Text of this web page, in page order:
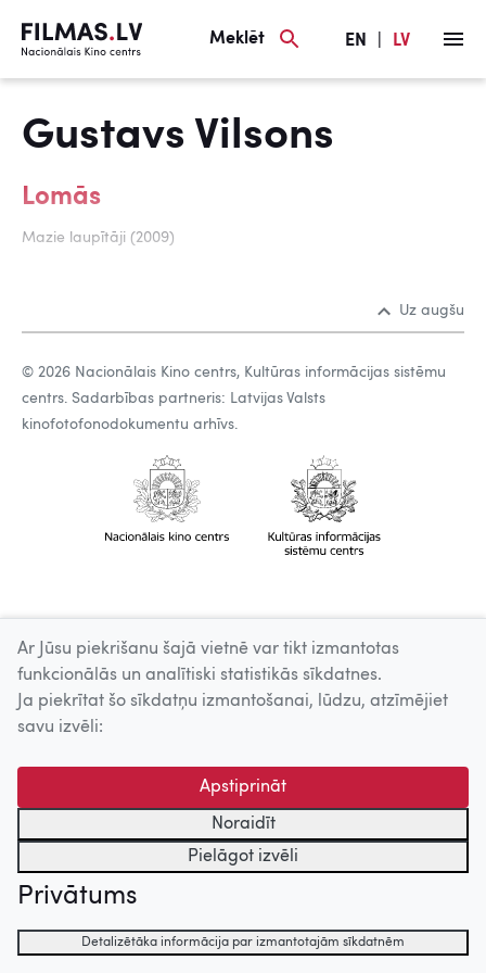
Meklēt EN LV
Gustavs Vilsons
Lomās
Mazie laupītāji (2009)
Uz augšu
© 2026 Nacionālais Kino centrs, Kultūras informācijas sistēmu
centrs. Sadarbības partneris: Latvijas Valsts
kinofotofonodokumentu arhīvs.
Ar Jūsu piekrišanu šajā vietnē var tikt izmantotas
funkcionālās un analītiski statistikās sīkdatnes.
Ja piekrītat šo sīkdatņu izmantošanai, lūdzu, atzīmējiet
savu izvēli:
Apstiprināt
Noraidīt
Pielāgot izvēli
Privātums
Detalizētāka informācija par izmantotajām sīkdatnēm